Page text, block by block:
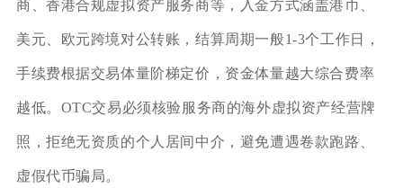
商、香港合规虚拟资产服务商等，入金方式涵盖港币、
美元、欧元跨境对公转账，结算周期一般1-3个工作日，
手续费根据交易体量阶梯定价，资金体量越大综合费率
越低。OTC交易必须核验服务商的海外虚拟资产经营牌
照，拒绝无资质的个人居间中介，避免遭遇卷款跑路、
虚假代币骗局。